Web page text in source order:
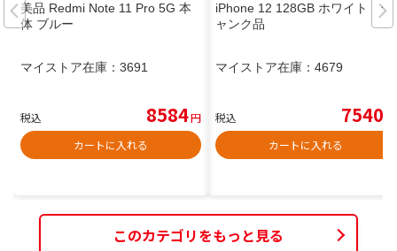
美品 Redmi Note 11 Pro 5G 本
体 ブルー
マイストア在庫： 3691
税込 8584円
カートに入れる
iPhone 12 128GB ホワイト ジ
ャンク品
マイストア在庫： 4679
税込 7540
カートに入れる
このカテゴリをもっと見る